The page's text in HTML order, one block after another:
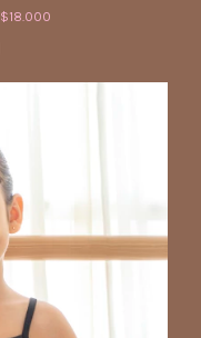
$18.000